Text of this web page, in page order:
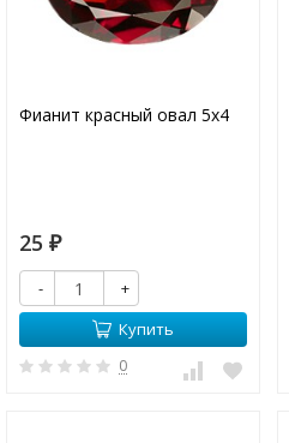
Фианит красный овал 5х4
25 ₽
-
+
Купить
0